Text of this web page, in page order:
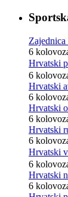
6
Hrvatski
6
Hrvatski
6
Hrvatski
6
Hrvatski
6
Hrvatski
6
Hrvatski
6